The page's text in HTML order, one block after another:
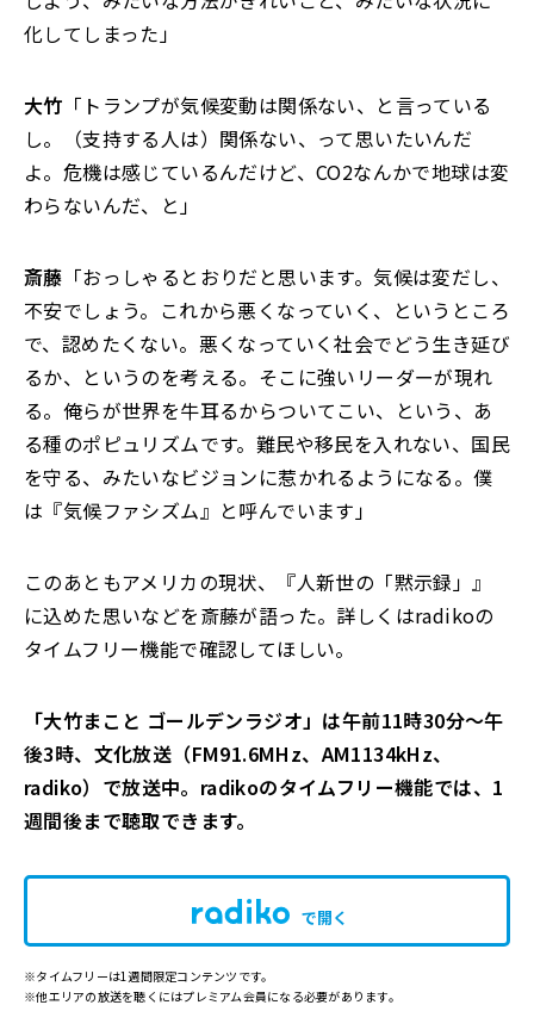
化してしまった」
大竹 「トランプが気候変動は関係ない、と言っている
し。（支持する人は）関係ない、って思いたいんだ
よ。危機は感じているんだけど、CO2なんかで地球は変
わらないんだ、と」
斎藤 「おっしゃるとおりだと思います。気候は変だし、
不安でしょう。これから悪くなっていく、というところ
で、認めたくない。悪くなっていく社会でどう生き延び
るか、というのを考える。そこに強いリーダーが現れ
る。俺らが世界を牛耳るからついてこい、という、あ
る種のポピュリズムです。難民や移民を入れない、国民
を守る、みたいなビジョンに惹かれるようになる。僕
は『気候ファシズム』と呼んでいます」
このあともアメリカの現状、『人新世の「黙示録」』
に込めた思いなどを斎藤が語った。詳しくはradikoの
タイムフリー機能で確認してほしい。
「大竹まこと ゴールデンラジオ」は午前11時30分～午
後3時、文化放送（FM91.6MHz、AM1134kHz、
radiko）で放送中。radikoのタイムフリー機能では、1
週間後まで聴取できます。
で開く
※タイムフリーは1週間限定コンテンツです。
※他エリアの放送を聴くにはプレミアム会員になる必要があります。